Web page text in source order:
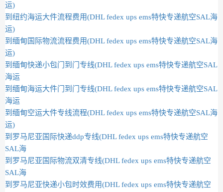
运)
到纽约海运大件流程费用(DHL fedex ups ems特快专递航空SAL海
运)
到缅甸国际物流流程费用(DHL fedex ups ems特快专递航空SAL海
运)
到缅甸快递小包门到门专线(DHL fedex ups ems特快专递航空SAL
海运
到缅甸海运大件门到门专线(DHL fedex ups ems特快专递航空SAL
海运
到缅甸空运大件专线流程(DHL fedex ups ems特快专递航空SAL海
运)
到罗马尼亚国际快递ddp专线(DHL fedex ups ems特快专递航空
SAL海
到罗马尼亚国际物流双清专线(DHL fedex ups ems特快专递航空
SAL海
到罗马尼亚快递小包时效费用(DHL fedex ups ems特快专递航空